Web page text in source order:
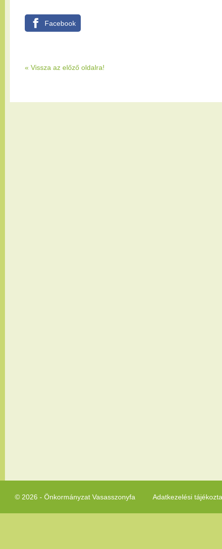
Facebook
« Vissza az előző oldalra!
© 2026 - Önkormányzat Vasasszonyfa Adatkezelési